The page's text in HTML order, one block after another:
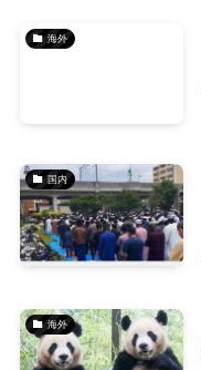
海外
国内
海外